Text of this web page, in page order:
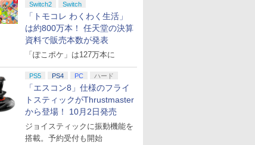
Switch2 Switch
「トモコレ わくわく生活」
は約800万本！ 任天堂の決算
資料で販売本数が発表
「ぽこポケ」は127万本に
PS5 PS4 PC ハード
「エスコン8」仕様のフライ
トスティックがThrustmaster
から登場！ 10月2日発売
ジョイスティックに振動機能を
搭載。予約受付も開始